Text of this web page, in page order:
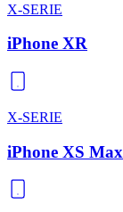
X-SERIE
iPhone XR
X-SERIE
iPhone XS Max